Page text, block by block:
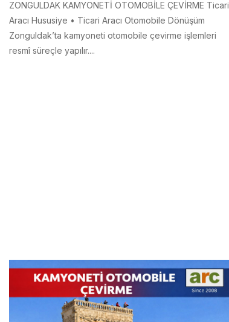
ZONGULDAK KAMYONETİ OTOMOBİLE ÇEVİRME Ticari
Aracı Hususiye • Ticari Aracı Otomobile Dönüşüm
Zonguldak’ta kamyoneti otomobile çevirme işlemleri
resmî süreçle yapılır....